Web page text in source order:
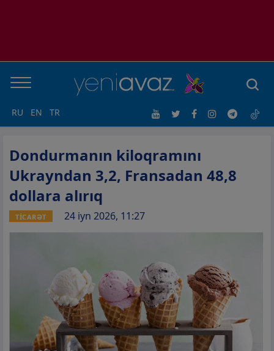
RU EN TR
Dondurmanın kiloqramını
Ukrayndan 3,2, Fransadan 48,8
dollara alırıq
TİCARƏT 24 iyn 2026, 11:27